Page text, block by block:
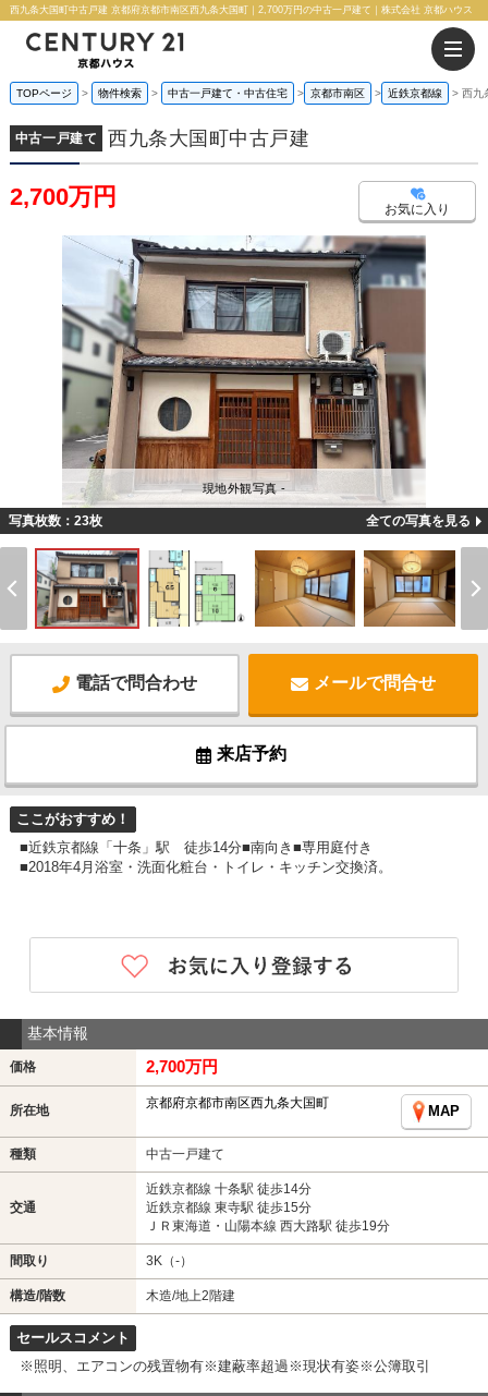
西九条大国町中古戸建 京都府京都市南区西九条大国町｜2,700万円の中古一戸建て｜株式会社 京都ハウス
TOPページ 物件検索 中古一戸建て・中古住宅 京都市南区 近鉄京都線 西九
中古一戸建て 西九条大国町中古戸建
2,700万円 お気に入り
現地外観写真 -
写真枚数：23枚 全ての写真を見る
電話で問合わせ メールで問合せ
来店予約
ここがおすすめ！
■近鉄京都線「十条」駅 徒歩14分■南向き■専用庭付き
■2018年4月浴室・洗面化粧台・トイレ・キッチン交換済。
基本情報
価格 2,700万円
所在地 京都府京都市南区西九条大国町
MAP
種類 中古一戸建て
交通
近鉄京都線 十条駅 徒歩14分
近鉄京都線 東寺駅 徒歩15分
ＪＲ東海道・山陽本線 西大路駅 徒歩19分
間取り 3K（-）
構造/階数 木造/地上2階建
セールスコメント
※照明、エアコンの残置物有※建蔽率超過※現状有姿※公簿取引